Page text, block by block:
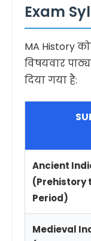
Exam
MA History
विषयवार
दिया गया है:
Ancient
(Prehistory
Period)
Medieval